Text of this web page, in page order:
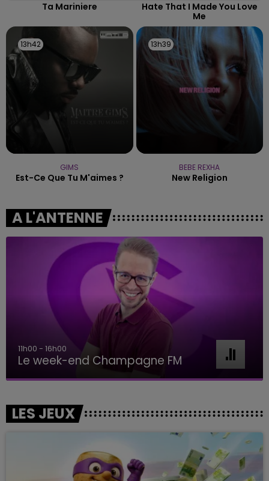
Ta Mariniere
Hate That I Made You Love
Me
13h42
13h42
GIMS
Est-Ce Que Tu M'aimes ?
13h39
13h39
BEBE REXHA
New Religion
A L'ANTENNE
16h00 - 20h00
Le Week-end Champagne FM
LES JEUX